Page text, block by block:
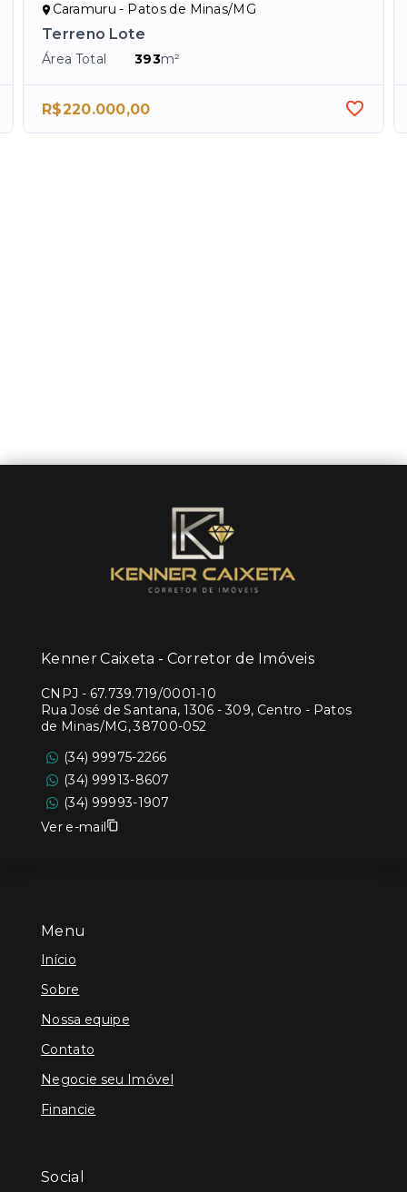
Caramuru - Patos de Minas/MG
Terreno Lote
Área Total 393m²
R$220.000,00
Menu
Início
Sobre
Nossa equipe
Contato
Negocie seu Imóvel
Financie
Social
Kenner Caixeta - Corretor de Imóveis
CNPJ - 67.739.719/0001-10
Rua José de Santana, 1306 - 309, Centro - Patos
de Minas/MG, 38700-052
(34) 99975-2266
(34) 99913-8607
(34) 99993-1907
Ver e-mail